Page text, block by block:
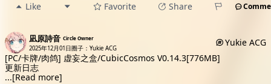
Like Favorite Share
凪原詩音 Circle Owner
2025年12月01日圈子：Yukie ACG
Yukie ACG
[PC/卡牌/肉鸽] 虚妄之盒/CubicCosmos V0.14.3[776MB]
更新日志
...[Read more]